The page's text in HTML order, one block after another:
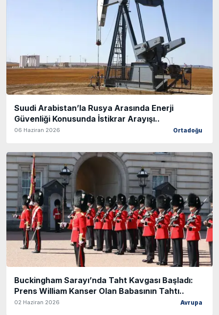
Suudi Arabistan’la Rusya Arasında Enerji
Güvenliği Konusunda İstikrar Arayışı..
06 Haziran 2026 Ortadoğu
Buckingham Sarayı’nda Taht Kavgası Başladı:
Prens William Kanser Olan Babasının Tahtı..
02 Haziran 2026 Avrupa